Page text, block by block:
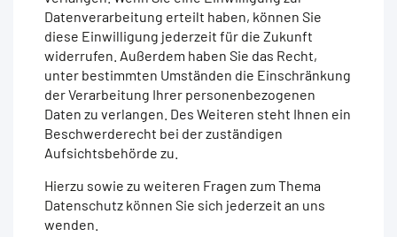
Datenverarbeitung erteilt haben, können Sie
diese Einwilligung jederzeit für die Zukunft
widerrufen. Außerdem haben Sie das Recht,
unter bestimmten Umständen die Einschränkung
der Verarbeitung Ihrer personenbezogenen
Daten zu verlangen. Des Weiteren steht Ihnen ein
Beschwerderecht bei der zuständigen
Aufsichtsbehörde zu.
Hierzu sowie zu weiteren Fragen zum Thema
Datenschutz können Sie sich jederzeit an uns
wenden.